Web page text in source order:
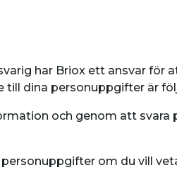
har Briox ett ansvar för
till dina personuppgifter är
och genom att svara
om du vill